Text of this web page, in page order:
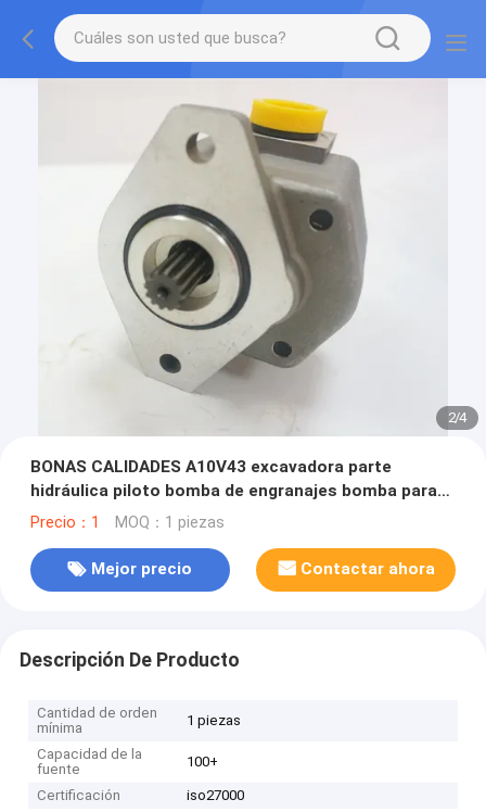
2/4
BONAS CALIDADES A10V43 excavadora parte
hidráulica piloto bomba de engranajes bomba para
E307 EX60 E70
Precio：1 MOQ：1 piezas
Mejor precio Contactar ahora
Descripción De Producto
Cantidad de orden
mínima
1 piezas
Capacidad de la
fuente
100+
Certificación
iso27000